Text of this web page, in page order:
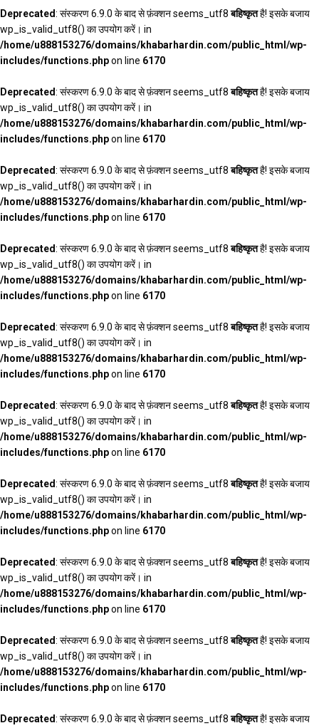
Deprecated: संस्करण 6.9.0 के बाद से फ़ंक्शन seems_utf8बहिष्कृतहै! इसके बजाय
wp_is_valid_utf8() का उपयोग करें। in
/home/u888153276/domains/khabarhardin.com/public_html/wp-
includes/functions.phpon line 6170
Deprecated: संस्करण 6.9.0 के बाद से फ़ंक्शन seems_utf8बहिष्कृतहै! इसके बजाय
wp_is_valid_utf8() का उपयोग करें। in
/home/u888153276/domains/khabarhardin.com/public_html/wp-
includes/functions.phpon line 6170
Deprecated: संस्करण 6.9.0 के बाद से फ़ंक्शन seems_utf8बहिष्कृतहै! इसके बजाय
wp_is_valid_utf8() का उपयोग करें। in
/home/u888153276/domains/khabarhardin.com/public_html/wp-
includes/functions.phpon line 6170
Deprecated: संस्करण 6.9.0 के बाद से फ़ंक्शन seems_utf8बहिष्कृतहै! इसके बजाय
wp_is_valid_utf8() का उपयोग करें। in
/home/u888153276/domains/khabarhardin.com/public_html/wp-
includes/functions.phpon line 6170
Deprecated: संस्करण 6.9.0 के बाद से फ़ंक्शन seems_utf8बहिष्कृतहै! इसके बजाय
wp_is_valid_utf8() का उपयोग करें। in
/home/u888153276/domains/khabarhardin.com/public_html/wp-
includes/functions.phpon line 6170
Deprecated: संस्करण 6.9.0 के बाद से फ़ंक्शन seems_utf8बहिष्कृतहै! इसके बजाय
wp_is_valid_utf8() का उपयोग करें। in
/home/u888153276/domains/khabarhardin.com/public_html/wp-
includes/functions.phpon line 6170
Deprecated: संस्करण 6.9.0 के बाद से फ़ंक्शन seems_utf8बहिष्कृतहै! इसके बजाय
wp_is_valid_utf8() का उपयोग करें। in
/home/u888153276/domains/khabarhardin.com/public_html/wp-
includes/functions.phpon line 6170
Deprecated: संस्करण 6.9.0 के बाद से फ़ंक्शन seems_utf8बहिष्कृतहै! इसके बजाय
wp_is_valid_utf8() का उपयोग करें। in
/home/u888153276/domains/khabarhardin.com/public_html/wp-
includes/functions.phpon line 6170
Deprecated: संस्करण 6.9.0 के बाद से फ़ंक्शन seems_utf8बहिष्कृतहै! इसके बजाय
wp_is_valid_utf8() का उपयोग करें। in
/home/u888153276/domains/khabarhardin.com/public_html/wp-
includes/functions.phpon line 6170
Deprecated: संस्करण 6.9.0 के बाद से फ़ंक्शन seems_utf8बहिष्कृतहै! इसके बजाय